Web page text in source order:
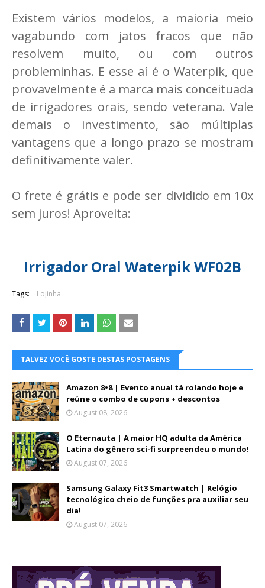
Existem vários modelos, a maioria meio
vagabundo com jatos fracos que não
resolvem muito, ou com outros
probleminhas. E esse aí é o Waterpik, que
provavelmente é a marca mais conceituada
de irrigadores orais, sendo veterana. Vale
demais o investimento, são múltiplas
vantagens que a longo prazo se mostram
definitivamente valer.
O frete é grátis e pode ser dividido em 10x
sem juros! Aproveita:
Irrigador Oral Waterpik WF02B
Tags: Lojinha
TALVEZ VOCÊ GOSTE DESTAS POSTAGENS
Amazon 8•8 | Evento anual tá rolando hoje e
reúne o combo de cupons + descontos
August 08, 2026
O Eternauta | A maior HQ adulta da América
Latina do gênero sci-fi surpreendeu o mundo!
August 07, 2026
Samsung Galaxy Fit3 Smartwatch | Relógio
tecnológico cheio de funções pra auxiliar seu
dia!
August 07, 2026